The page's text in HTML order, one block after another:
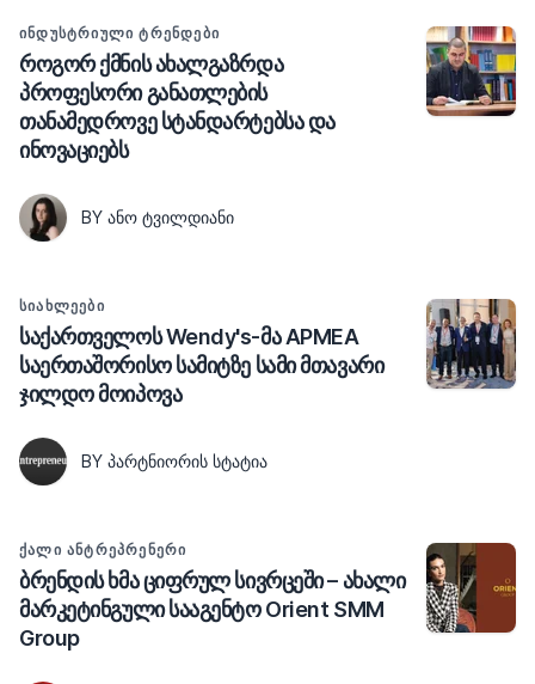
ᲘᲜᲓᲣᲡᲢᲠᲘᲣᲚᲘ ᲢᲠᲔᲜᲓᲔᲑᲘ
როგორ ქმნის ახალგაზრდა
პროფესორი განათლების
თანამედროვე სტანდარტებსა და
ინოვაციებს
BY ᲐᲜᲝ ᲢᲕᲘᲚᲓᲘᲐᲜᲘ
ᲡᲘᲐᲮᲚᲔᲔᲑᲘ
საქართველოს Wendy's-მა APMEA
საერთაშორისო სამიტზე სამი მთავარი
ჯილდო მოიპოვა
BY ᲞᲐᲠᲢᲜᲘᲝᲠᲘᲡ ᲡᲢᲐᲢᲘᲐ
ᲥᲐᲚᲘ ᲐᲜᲢᲠᲔᲞᲠᲔᲜᲔᲠᲘ
ბრენდის ხმა ციფრულ სივრცეში – ახალი
მარკეტინგული სააგენტო Orient SMM
Group